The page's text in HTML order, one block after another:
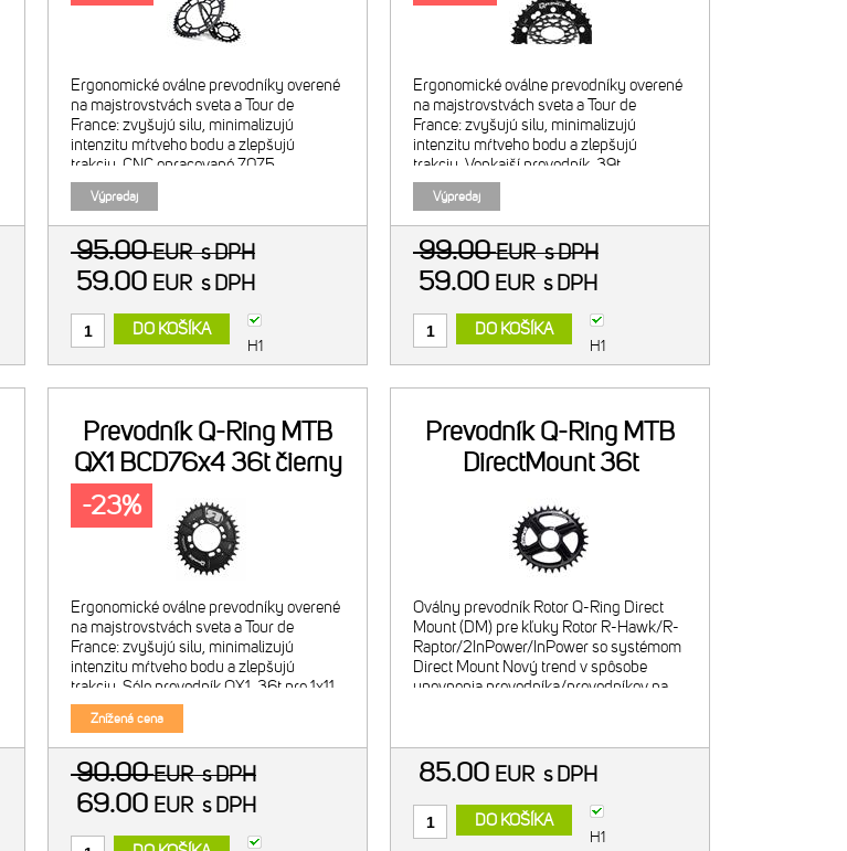
Ergonomické oválne prevodníky overené
na majstrovstvách sveta a Tour de
France: zvyšujú silu, minimalizujú
intenzitu mŕtveho bodu a zlepšujú
trakciu. CNC opracované 7075
alumínium. Tvrdo anodizované - čierne.
Exkluzívny OCP (Optimum chainring
positio
Výpredaj
95.00EURs DPH
59.00 EUR s DPH
DO KOŠÍKA
H1
Ergonomické oválne prevodníky overené
na majstrovstvách sveta a Tour de
France: zvyšujú silu, minimalizujú
intenzitu mŕtveho bodu a zlepšujú
trakciu. Vonkajší prevodník, 39t.
Odporúčaná kombinácia s 26t
vnútorným prevodníkom. Navrhnuté pre
2x9/10/11
Výpredaj
99.00EURs DPH
59.00 EUR s DPH
DO KOŠÍKA
H1
Prevodník Q-Ring MTB
QX1 BCD76x4 36t čierny
Ergonomické oválne prevodníky overené
na majstrovstvách sveta a Tour de
France: zvyšujú silu, minimalizujú
intenzitu mŕtveho bodu a zlepšujú
trakciu. Sólo prevodník QX1, 36t pre 1x11
MTB bicykle. Ovalita: 12,5% CNC
opracované 7075 alumínium. Tvrd
Znížená cena
-23%
90.00EURs DPH
69.00 EUR s DPH
Prevodník Q-Ring MTB
DirectMount 36t
Oválny prevodník Rotor Q-Ring Direct
Mount (DM) pre kľuky Rotor R-Hawk/R-
Raptor/2InPower/InPower so systémom
Direct Mount Nový trend v spôsobe
upevnenia prevodníka/prevodníkov na
85.00 EUR s DPH
DO KOŠÍKA
H1